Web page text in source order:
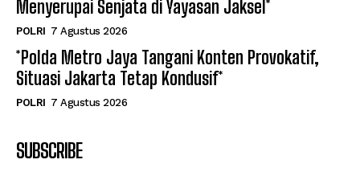
Menyerupai Senjata di Yayasan Jaksel*
POLRI 7 Agustus 2026
*Polda Metro Jaya Tangani Konten Provokatif,
Situasi Jakarta Tetap Kondusif*
POLRI 7 Agustus 2026
SUBSCRIBE